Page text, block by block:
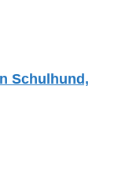
Schulhund,